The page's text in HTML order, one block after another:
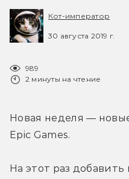
Кот-император
30 августа 2019 г.
989
2 минуты на чтение
Новая неделя —
Epic Games.
На этот раз